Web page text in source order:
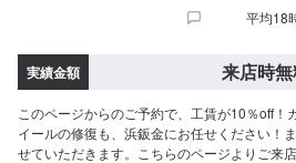
平均18
実績金額 来店時
このページからのご予約で、工賃が10％off！
イールの修復も、浜鈑金にお任せください！
せていただきます。こちらのページよりご来